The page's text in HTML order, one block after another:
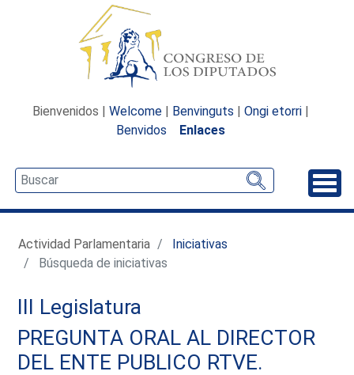
Bienvenidos | Welcome | Benvinguts | Ongi etorri |
Benvidos
Enlaces
Actividad Parlamentaria
Iniciativas
Búsqueda de iniciativas
III Legislatura
PREGUNTA ORAL AL DIRECTOR
DEL ENTE PUBLICO RTVE.